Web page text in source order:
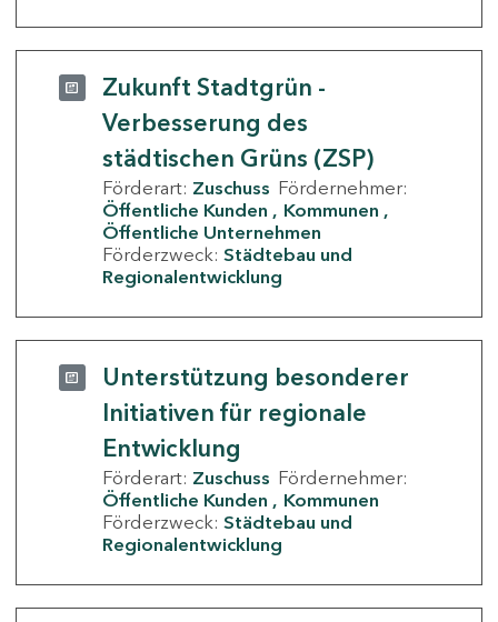
Zukunft Stadtgrün -
Verbesserung des
städtischen Grüns (ZSP)
Förderart: Zuschuss Fördernehmer:
Öffentliche Kunden
Kommunen
Öffentliche Unternehmen
Förderzweck: Städtebau und
Regionalentwicklung
Unterstützung besonderer
Initiativen für regionale
Entwicklung
Förderart: Zuschuss Fördernehmer:
Öffentliche Kunden
Kommunen
Förderzweck: Städtebau und
Regionalentwicklung